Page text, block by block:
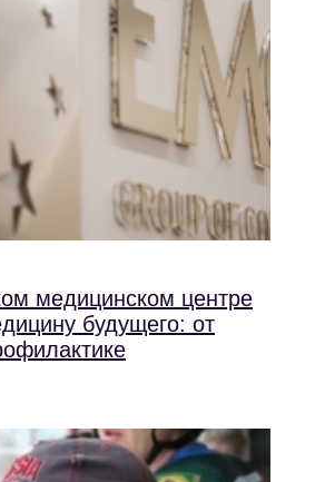
медицинском центре
будущего: от